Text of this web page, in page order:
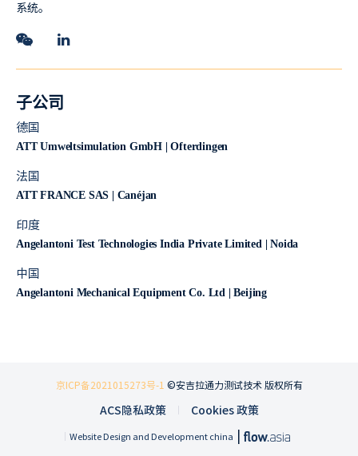
系统。
子公司
德国
ATT Umweltsimulation GmbH | Ofterdingen
法国
ATT FRANCE SAS | Canéjan
印度
Angelantoni Test Technologies India Private Limited | Noida
中国
Angelantoni Mechanical Equipment Co. Ltd | Beijing
京ICP备2021015273号-1 ©安吉拉通力测试技术 版权所有
ACS隐私政策 Cookies 政策
Website Design and Development china